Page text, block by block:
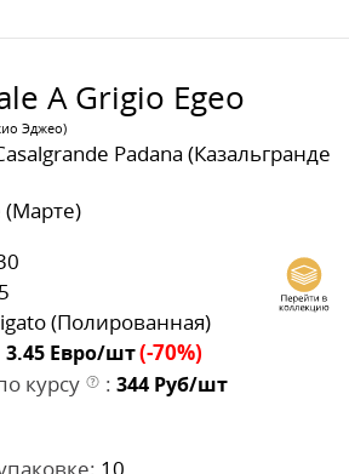
A Grigio Egeo
Эджео)
Padana (Казальгранде
(Марте)
(Полированная)
3.45 Евро/шт(-70%)
курсу
: 344 Руб/шт
10